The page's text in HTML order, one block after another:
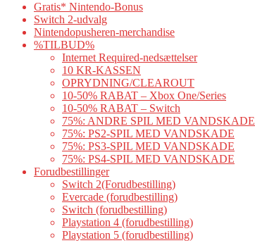
Gratis* Nintendo-Bonus
Switch 2-udvalg
Nintendopusheren-merchandise
%TILBUD%
Internet Required-nedsættelser
10 KR-KASSEN
OPRYDNING/CLEAROUT
10-50% RABAT – Xbox One/Series
10-50% RABAT – Switch
75%: ANDRE SPIL MED VANDSKADE
75%: PS2-SPIL MED VANDSKADE
75%: PS3-SPIL MED VANDSKADE
75%: PS4-SPIL MED VANDSKADE
Forudbestillinger
Switch 2(Forudbestilling)
Evercade (forudbestilling)
Switch (forudbestilling)
Playstation 4 (forudbestilling)
Playstation 5 (forudbestilling)